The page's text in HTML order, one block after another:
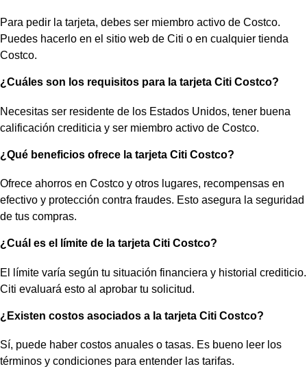
Para pedir la tarjeta, debes ser miembro activo de Costco.
Puedes hacerlo en el sitio web de Citi o en cualquier tienda
Costco.
¿Cuáles son los requisitos para la tarjeta Citi Costco?
Necesitas ser residente de los Estados Unidos, tener buena
calificación crediticia y ser miembro activo de Costco.
¿Qué beneficios ofrece la tarjeta Citi Costco?
Ofrece ahorros en Costco y otros lugares, recompensas en
efectivo y protección contra fraudes. Esto asegura la seguridad
de tus compras.
¿Cuál es el límite de la tarjeta Citi Costco?
El límite varía según tu situación financiera y historial crediticio.
Citi evaluará esto al aprobar tu solicitud.
¿Existen costos asociados a la tarjeta Citi Costco?
Sí, puede haber costos anuales o tasas. Es bueno leer los
términos y condiciones para entender las tarifas.